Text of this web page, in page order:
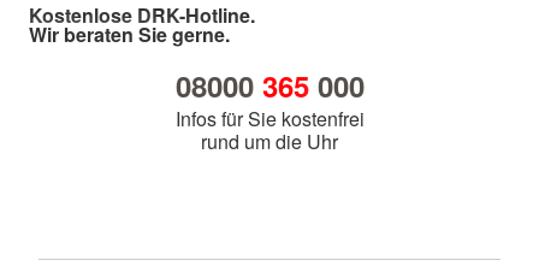
Kostenlose DRK-Hotline.
Wir beraten Sie gerne.
08000 365000
Infos für Sie kostenfrei
rund um die Uhr